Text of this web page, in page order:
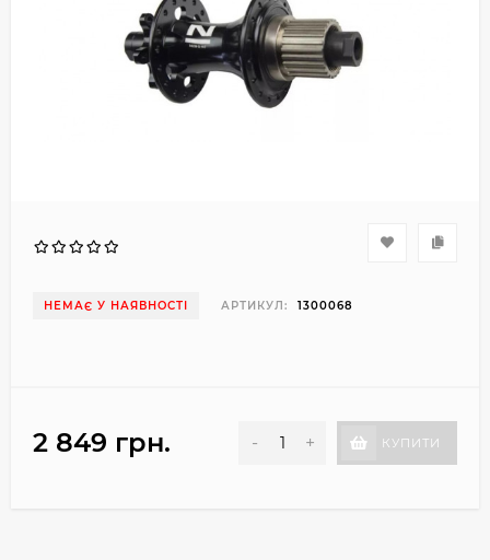
НЕМАЄ У НАЯВНОСТІ АРТИКУЛ: 1300068
2 849 грн. - + КУПИТИ